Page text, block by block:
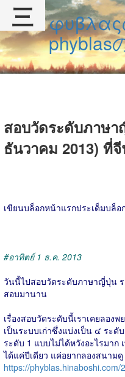
φυβλας
phyblas
สอบวัดระดับภาษา
ธันวาคม 2013) ที่
เขียนบล็อกหน้าแรกประเด็มบล็อ
#อาทิตย์ 1 ธ.ค. 2013
วันนี้ไปสอบวัดระดับภาษาญี่ปุ่น ร
สอบมานาน
เรื่องสอบวัดระดับนี้เราเคยลอง
เป็นระบบเก่าซึ่งแบ่งเป็น ๔ ระดั
ระดับ 1 แบบไม่ได้หวังอะไรมาก
ได้แค่ปีเดียว แค่อยากลองสนาม
https://phyblas.hinaboshi.com/
三